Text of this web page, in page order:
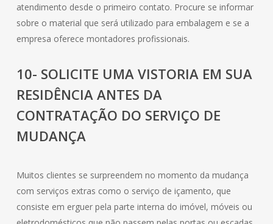
atendimento desde o primeiro contato. Procure se informar
sobre o material que será utilizado para embalagem e se a
empresa oferece montadores profissionais.
10- SOLICITE UMA VISTORIA EM SUA
RESIDÊNCIA ANTES DA
CONTRATAÇÃO DO SERVIÇO DE
MUDANÇA
Muitos clientes se surpreendem no momento da mudança
com serviços extras como o serviço de içamento, que
consiste em erguer pela parte interna do imóvel, móveis ou